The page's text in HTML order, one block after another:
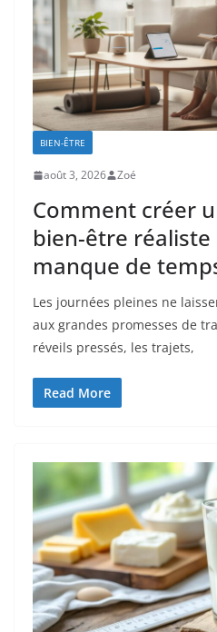
BIEN-ÊTRE
août 3, 2026 Zoé
Comment créer
bien-être
manque de
Les journées pleines ne
aux grandes promesses de
réveils pressés, les trajets,
Read More